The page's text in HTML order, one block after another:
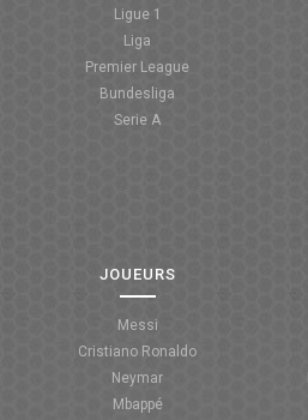
COUPE DE FRANCE
COUPE DE LA LIGUE
Ligue 1
Liga
Premier League
Bundesliga
Serie A
JOUEURS
Messi
Cristiano Ronaldo
Neymar
Mbappé